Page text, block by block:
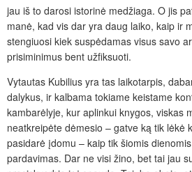
jau iš to darosi istorinė medžiaga. O jis
manė, kad vis dar yra daug laiko, kaip ir
stengiuosi kiek suspėdamas visus savo
prisiminimus bent užfiksuoti.
Vytautas Kubilius yra tas laikotarpis,
dalykus, ir kalbama tokiame keistame
kambarėlyje, kur aplinkui knygos, viskas
neatkreipėte dėmesio – gatve ką tik lėkė
pasidarė įdomu – kaip tik šiomis
pardavimas. Dar ne visi žino, bet tai jau